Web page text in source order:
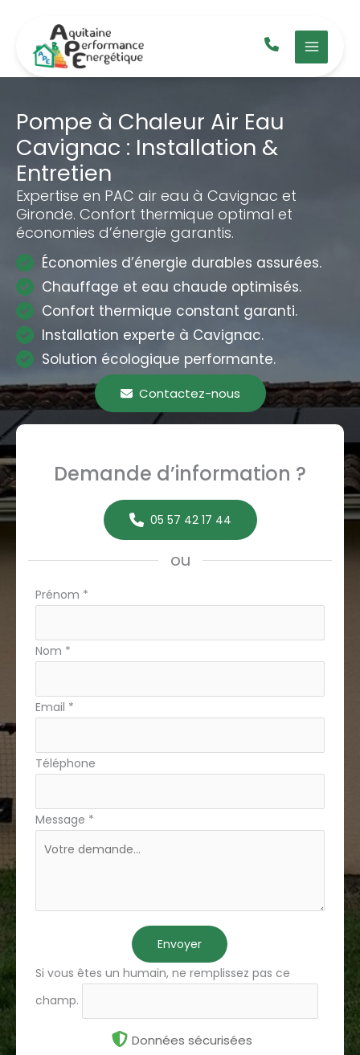
contenu
Pompe à Chaleur Air Eau
Cavignac : Installation &
Entretien
Expertise en PAC air eau à Cavignac et
Gironde. Confort thermique optimal et
économies d’énergie garantis.
Économies d’énergie durables assurées.
Chauffage et eau chaude optimisés.
Confort thermique constant garanti.
Installation experte à Cavignac.
Solution écologique performante.
Contactez-nous
Demande d’information ?
05 57 42 17 44
ou
Formulaire
téléphone
Prénom *
Nom *
Email *
Téléphone
Message *
Envoyer
Si vous êtes un humain, ne remplissez pas ce
champ.
Données sécurisées